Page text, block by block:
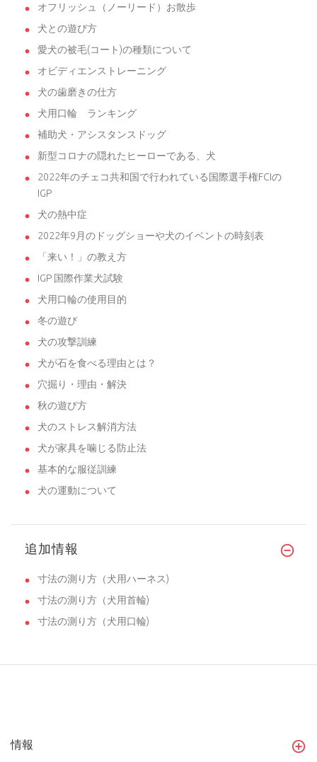
オフリッシュ（ノーリード）お散歩
犬との遊び方
愛犬の被毛(コート)の種類について
オビディエンストレーニング
犬の歯磨きの仕方
犬用口輪 ランキング
補助犬・アシスタンスドッグ
新型コロナの隠れたヒーローである、犬
2022年のチェコ共和国で行われている国際選手権FCIの
IGP
犬の熱中症
2022年9月のドッグショーや犬のイベントの時刻表
「来い！」の教え方
IGP 国際作業犬試験
犬用口輪の使用目的
冬の遊び
犬の攻撃訓練
犬が石を食べる理由とは？
穴掘り・理由・解決
秋の遊び方
犬のストレス解消方法
犬が家具を噛じる防止法
基本的な服従訓練
犬の運動について
追加情報
寸法の測り方（犬用ハーネス)
寸法の測り方（犬用首輪)
寸法の測り方（犬用口輪)
情報